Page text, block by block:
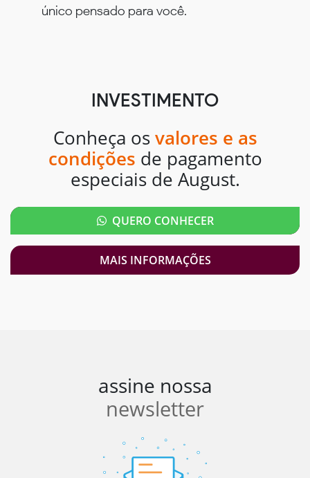
único pensado para você.
INVESTIMENTO
Conheça os valores e as
condições de pagamento
especiais de August.
QUERO CONHECER
MAIS INFORMAÇÕES
assine nossa
newsletter